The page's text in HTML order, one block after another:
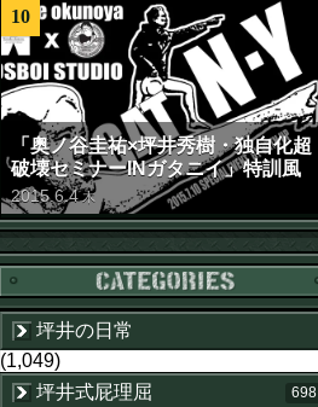
10
「奥ノ谷圭祐×坪井秀樹・独自化超
破壊セミナーINガタニイ」特訓風
景動画（苦笑）
2015.6.4 木
坪井の日常
(1,049)
坪井式屁理屈
698